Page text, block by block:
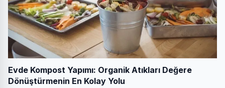
Evde Kompost Yapımı: Organik Atıkları Değere
Dönüştürmenin En Kolay Yolu